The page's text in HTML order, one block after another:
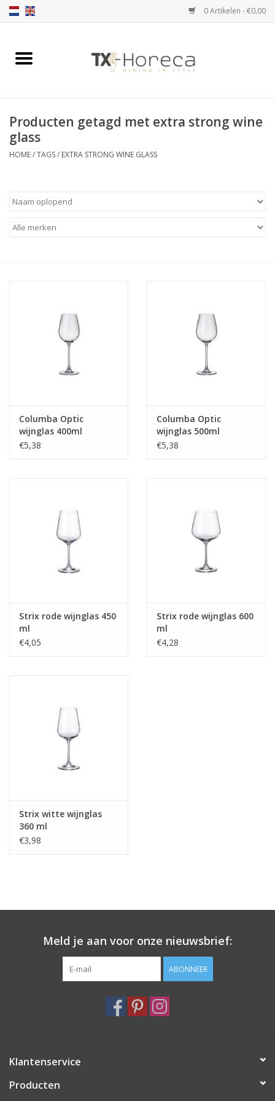
0 Artikelen - €0,00
Home
Catalogi
Merken
Contact
Producten getagd met extra strong wine
glass
HOME/TAGS/ EXTRA STRONG WINE GLASS
Columba Optic
wijnglas 400ml
€5,38
Columba Optic
wijnglas 500ml
€5,38
Strix rode wijnglas 450
ml
€4,05
Strix rode wijnglas 600
ml
€4,28
Strix witte wijnglas
360 ml
€3,98
Meld je aan voor onze nieuwsbrief:
ABONNEER
Klantenservice
Producten